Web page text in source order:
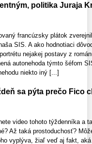
politika Juraja
francúzsky plátok
SIS. A ako hodnotiaci
nejakej postavy z
autonehoda týmto šéfom
niekto iný [...]
sa pýta prečo Fico
video tohoto týždenníka a
Až taká prostoduchosť?
vyplýva, žiaľ veď aj fakt,